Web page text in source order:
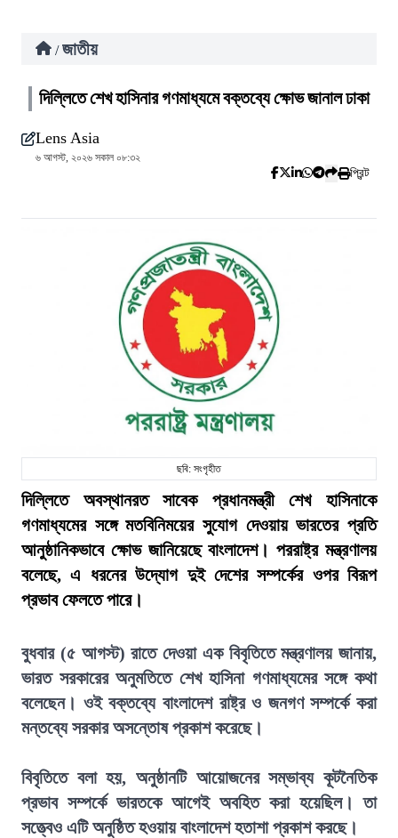
/ জাতীয়
দিল্লিতে শেখ হাসিনার গণমাধ্যমে বক্তব্যে ক্ষোভ জানাল ঢাকা
Lens Asia
৬ আগস্ট, ২০২৬ সকাল ০৮:৩২
প্রিন্ট
ছবি: সংগৃহীত
দিল্লিতে অবস্থানরত সাবেক প্রধানমন্ত্রী শেখ হাসিনাকে
গণমাধ্যমের সঙ্গে মতবিনিময়ের সুযোগ দেওয়ায় ভারতের প্রতি
আনুষ্ঠানিকভাবে ক্ষোভ জানিয়েছে বাংলাদেশ। পররাষ্ট্র মন্ত্রণালয়
বলেছে, এ ধরনের উদ্যোগ দুই দেশের সম্পর্কের ওপর বিরূপ
প্রভাব ফেলতে পারে।
বুধবার (৫ আগস্ট) রাতে দেওয়া এক বিবৃতিতে মন্ত্রণালয় জানায়,
ভারত সরকারের অনুমতিতে শেখ হাসিনা গণমাধ্যমের সঙ্গে কথা
বলেছেন। ওই বক্তব্যে বাংলাদেশ রাষ্ট্র ও জনগণ সম্পর্কে করা
মন্তব্যে সরকার অসন্তোষ প্রকাশ করেছে।
বিবৃতিতে বলা হয়, অনুষ্ঠানটি আয়োজনের সম্ভাব্য কূটনৈতিক
প্রভাব সম্পর্কে ভারতকে আগেই অবহিত করা হয়েছিল। তা
সত্ত্বেও এটি অনুষ্ঠিত হওয়ায় বাংলাদেশ হতাশা প্রকাশ করছে।